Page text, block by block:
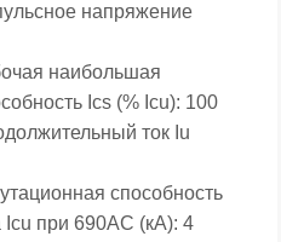
напряжение
наибольшая
Ics (% Icu): 100
ток Iu
способность
Icu при 690AC (кА): 4